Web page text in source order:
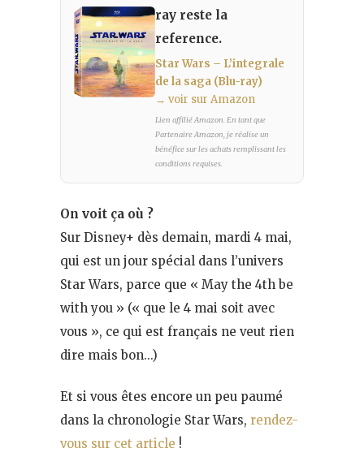
ray reste la
reference.
Star Wars – L’integrale
de la saga (Blu-ray)
→ voir sur Amazon
Lien affilié Amazon. En tant que
Partenaire Amazon, je réalise un
bénéfice sur les achats remplissant les
conditions requises.
On voit ça où ?
Sur Disney+ dès demain, mardi 4 mai,
qui est un jour spécial dans l’univers
Star Wars, parce que « May the 4th be
with you » (« que le 4 mai soit avec
vous », ce qui est français ne veut rien
dire mais bon…)
Et si vous êtes encore un peu paumé
dans la chronologie Star Wars, rendez-
vous sur cet article !